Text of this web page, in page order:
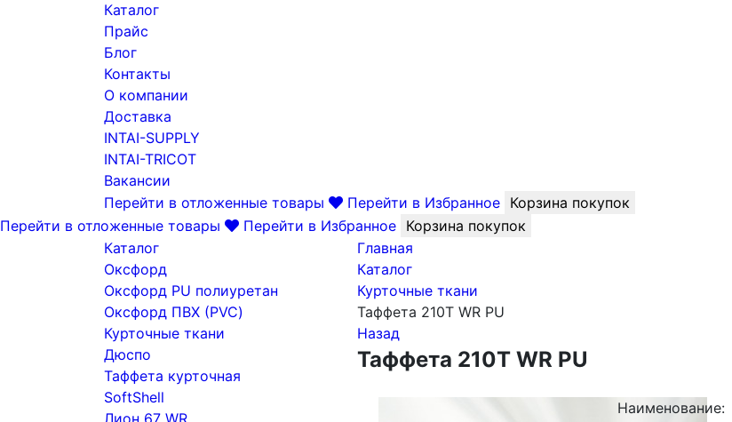
Каталог
Прайс
Блог
Контакты
О компании
Доставка
INTAI-SUPPLY
INTAI-TRICOT
Вакансии
Перейти в отложенные товары
Перейти в Избранное Корзина покупок
Перейти в отложенные товары
Перейти в Избранное Корзина покупок
Каталог
Оксфорд
Оксфорд PU полиуретан
Оксфорд ПВХ (PVC)
Курточные ткани
Дюспо
Таффета курточная
SoftShell
Лион 67 WR
Главная
Каталог
Курточные ткани
Таффета 210T WR PU
Назад
Таффета 210T WR PU
Наименование: